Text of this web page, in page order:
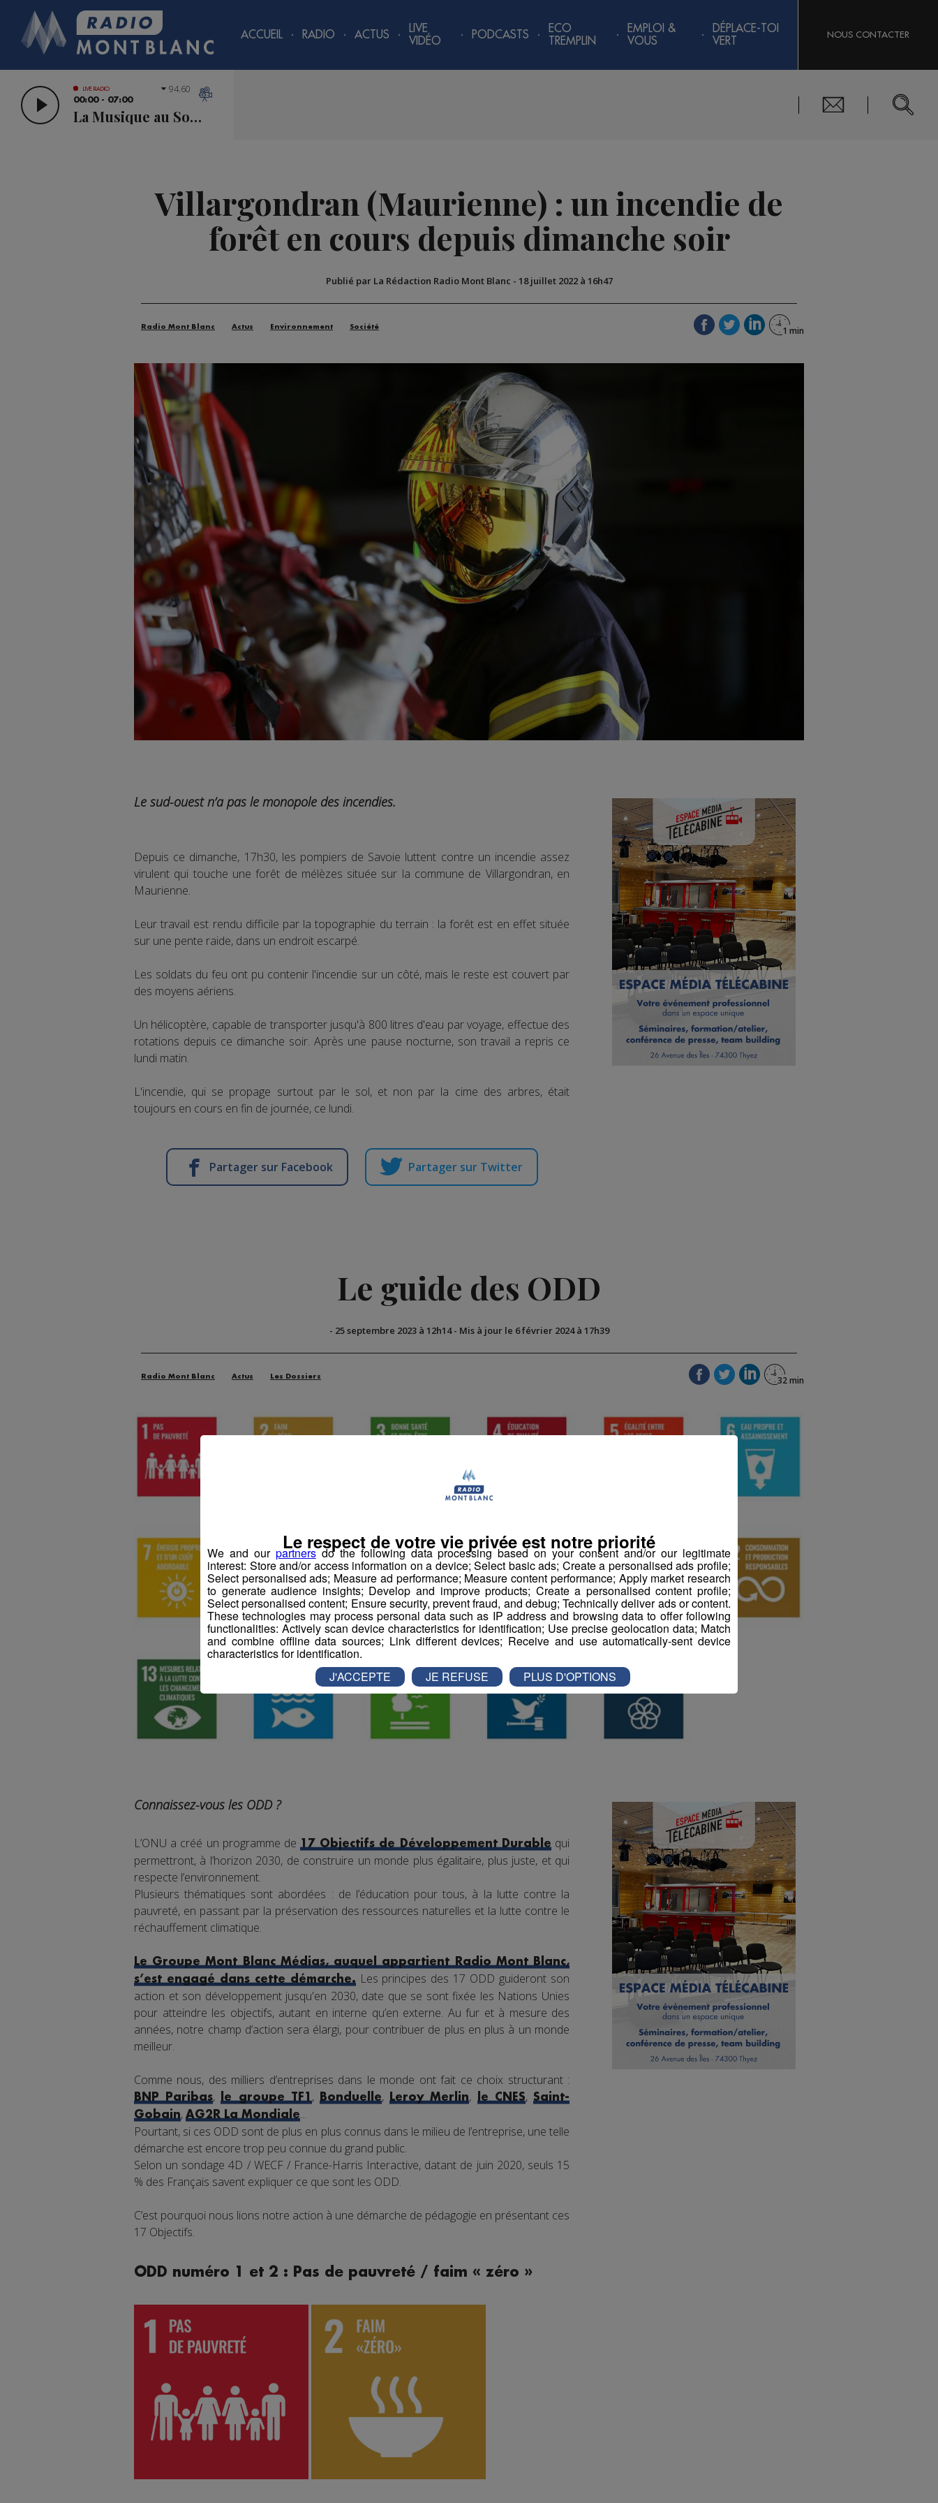
ACCUEIL RADIO ACTUS
LIVE
VIDÉO
PODCASTS
ECO
TREMPLIN
EMPLOI &
VOUS
DÉPLACE-TOI
VERT
NOUS CONTACTER
LIVE RADIO
00:00 - 07:00
La Musique au Sommet
94.60
Villargondran (Maurienne) : un incendie de
forêt en cours depuis dimanche soir
Publié par La Rédaction Radio Mont Blanc - 18 juillet 2022 à 16h47
Radio Mont Blanc Actus Environnement Société
Le sud-ouest n’a pas le monopole des incendies.
Depuis ce dimanche, 17h30, les pompiers de Savoie luttent contre un incendie assez
virulent qui touche une forêt de mélèzes située sur la commune de Villargondran, en
Maurienne.
Leur travail est rendu difficile par la topographie du terrain : la forêt est en effet située
sur une pente raide, dans un endroit escarpé.
Les soldats du feu ont pu contenir l'incendie sur un côté, mais le reste est couvert par
des moyens aériens.
Un hélicoptère, capable de transporter jusqu'à 800 litres d'eau par voyage, effectue des
rotations depuis ce dimanche soir. Après une pause nocturne, son travail a repris ce
lundi matin.
L'incendie, qui se propage surtout par le sol, et non par la cime des arbres, était
toujours en cours en fin de journée, ce lundi.
Partager sur Facebook Partager sur Twitter
Le guide des ODD
- 25 septembre 2023 à 12h14- Mis à jour le 6 février 2024 à 17h39
Radio Mont Blanc Actus Les Dossiers
Connaissez-vous les ODD ?
L’ONU a créé un programme de17 Objectifs de Développement Durablequi
permettront, à l’horizon 2030, de construire un monde plus égalitaire, plus juste, et qui
respecte l’environnement.
Plusieurs thématiques sont abordées : de l’éducation pour tous, à la lutte contre la
pauvreté, en passant par la préservation des ressources naturelles et la lutte contre le
réchauffement climatique.
Le Groupe Mont Blanc Médias, auquel appartient Radio Mont Blanc,
s’est engagé dans cette démarche.Les principes des 17 ODD guideront son
action et son développement jusqu'en 2030, date que se sont fixée les Nations Unies
pour atteindre les objectifs, autant en interne qu’en externe. Au fur et à mesure des
années, notre champ d’action sera élargi, pour contribuer de plus en plus à un monde
meilleur.
Comme nous, des milliers d’entreprises dans le monde ont fait ce choix structurant :
BNP Paribas,le groupe TF1,Bonduelle,Leroy Merlin, le CNES,Saint-
Gobain, AG2R La Mondiale...
Pourtant, si ces ODD sont de plus en plus connus dans le milieu de l’entreprise, une telle
démarche est encore trop peu connue du grand public.
Selon un sondage 4D / WECF / France-Harris Interactive, datant de juin 2020, seuls 15
% des Français savent expliquer ce que sont les ODD.
C’est pourquoi nous lions notre action à une démarche de pédagogie en présentant ces
17 Objectifs.
ODD numéro 1 et 2 : Pas de pauvreté / faim « zéro »
We and our partnersdo the following data processing based on your consent and/or our legitimate
interest: Store and/or access information on a device; Select basic ads; Create a personalised ads profile;
Select personalised ads; Measure ad performance; Measure content performance; Apply market research
to generate audience insights; Develop and improve products; Create a personalised content profile;
Select personalised content; Ensure security, prevent fraud, and debug; Technically deliver ads or content.
These technologies may process personal data such as IP address and browsing data to offer following
functionalities: Actively scan device characteristics for identification; Use precise geolocation data; Match
and combine offline data sources; Link different devices; Receive and use automatically-sent device
characteristics for identification.
Le respect de votre vie privée est notre priorité
J'ACCEPTE JE REFUSE PLUS D'OPTIONS